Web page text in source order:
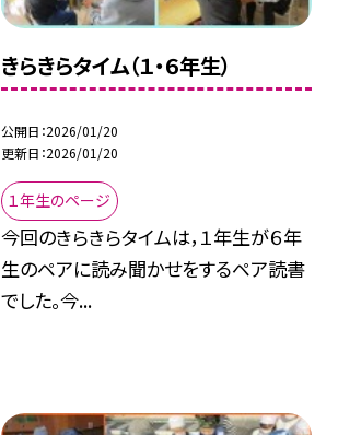
きらきらタイム（１・６年生）
公開日 2026/01/20
更新日 2026/01/20
１年生のページ
今回のきらきらタイムは，１年生が６年
生のペアに読み聞かせをするペア読書
でした。今...